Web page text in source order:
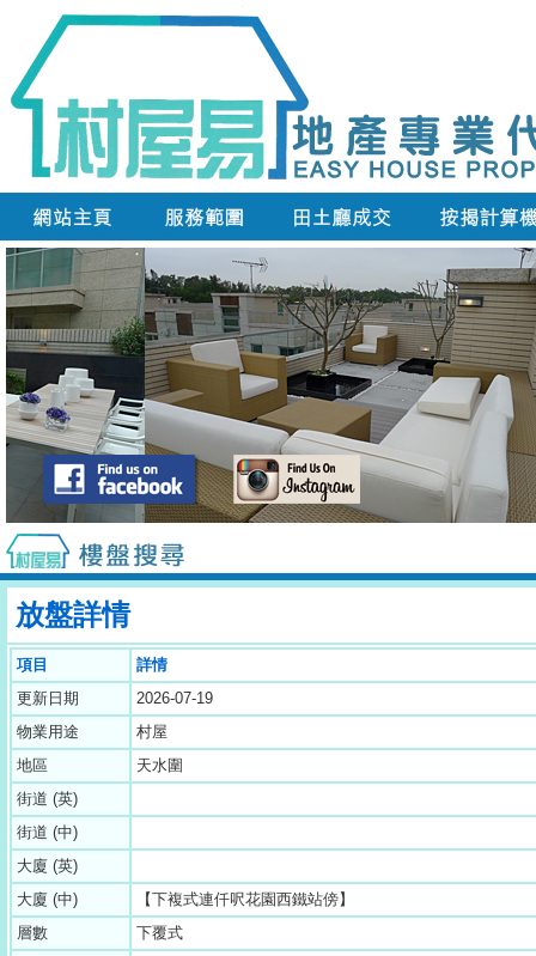
放盤詳情
項目
詳情
更新日期
2026-07-19
物業用途
村屋
地區
天水圍
街道 (英)
街道 (中)
大廈 (英)
大廈 (中)
【下複式連仟呎花園西鐵站傍】
層數
下覆式